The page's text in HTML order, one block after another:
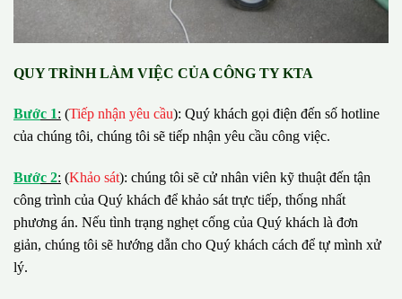
QUY TRÌNH LÀM VIỆC CỦA CÔNG TY KTA
Bước 1: (Tiếp nhận yêu cầu): Quý khách gọi điện đến số hotline
của chúng tôi, chúng tôi sẽ tiếp nhận yêu cầu công việc.
Bước 2: (Khảo sát): chúng tôi sẽ cử nhân viên kỹ thuật đến tận
công trình của Quý khách để khảo sát trực tiếp, thống nhất
phương án. Nếu tình trạng nghẹt cống của Quý khách là đơn
giản, chúng tôi sẽ hướng dẫn cho Quý khách cách để tự mình xử
lý.